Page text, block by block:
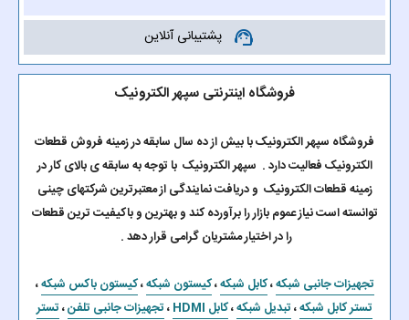
support_agent پشتیبانی آنلاین
فروشگاه اینترنتی سپهر الکترونیک
فروشگاه سپهر الکترونیک با بیش از ده سال سابقه در زمینه فروش قطعات
الکترونیک فعالیت دارد . سپهر الکترونیک با توجه به سابقه ی بالای کار در
زمینه قطعات الکترونیک و دریافت نمایندگی از معتبرترین شرکتهای چینی
توانسته است نیاز عموم بازار را برآورده کند و بهترین و باکیفیت ترین قطعات
را در اختیار مشتریان گرامی قرار دهد .
تجهیزات جانبی شبکه،کابل شبکه،کیستون شبکه،کیستون باکس شبکه،
تستر کابل شبکه،تبدیل شبکه،کابل HDMI ،تجهیزات جانبی تلفن،تستر